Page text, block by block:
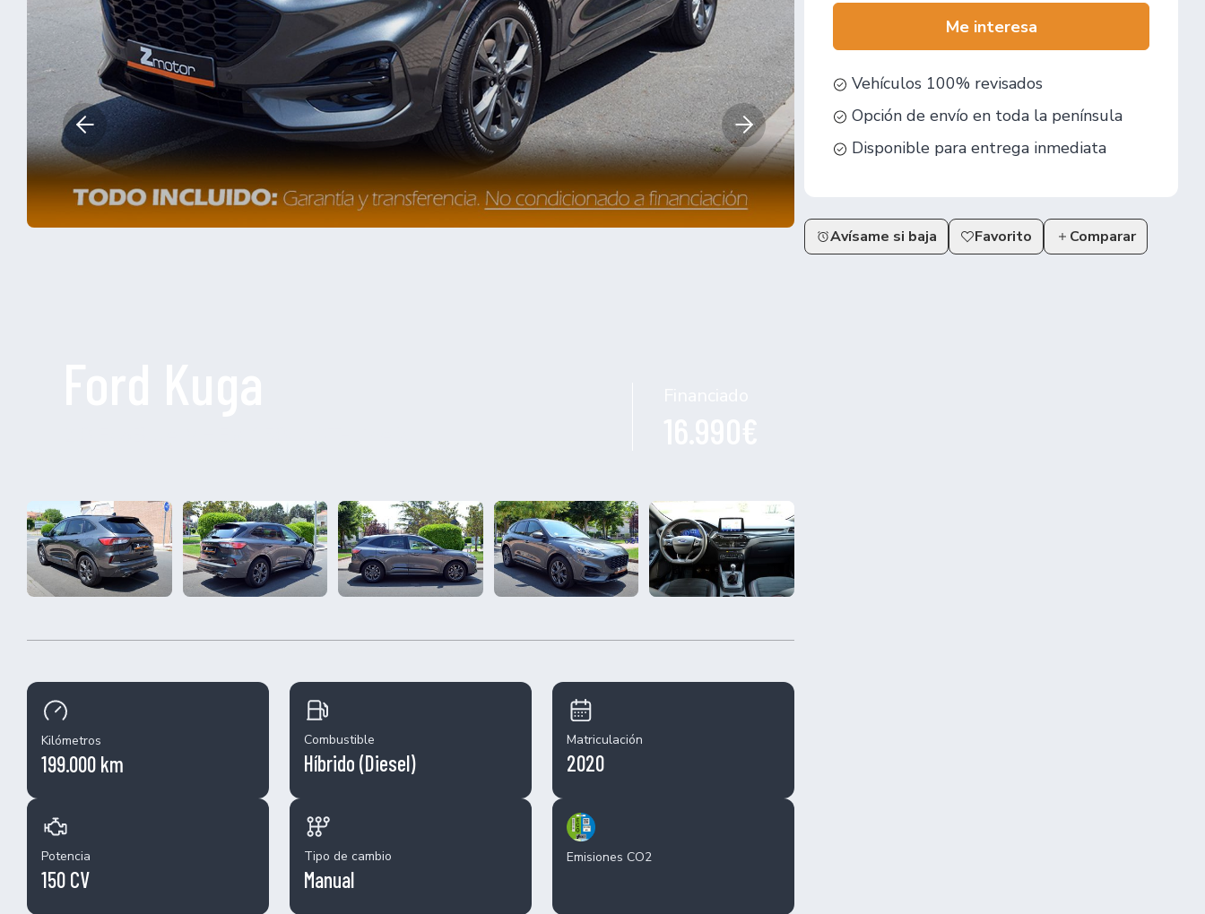
Kilómetros
199.000 km
Combustible
Híbrido (Diesel)
Matriculación
2020
Potencia
150 CV
Tipo de cambio
Manual
Emisiones CO2
Me interesa
Vehículos 100% revisados
Opción de envío en toda la península
Disponible para entrega inmediata
Avísame si baja Favorito Comparar